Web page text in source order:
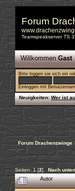
Forum
Teamspeakserver TS
WillkommenGast
Bitte loggen sie sich ein
Einloggen mit
Neuigkeiten: Wer ist
Forum Drachenzwinge
Seiten: 1[2]Nach unten
Autor